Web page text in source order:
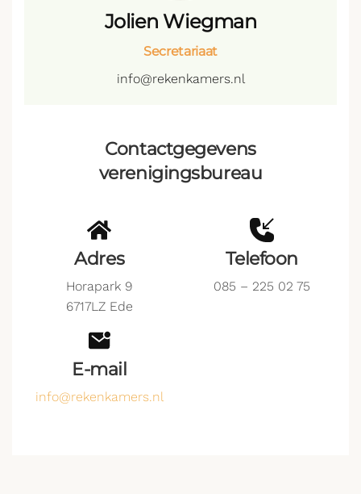
Jolien Wiegman
Secretariaat
info@rekenkamers.nl
Contactgegevens
verenigingsbureau
Adres
Horapark 9
6717LZ Ede
Telefoon
085 – 225 02 75
E-mail
info@rekenkamers.nl